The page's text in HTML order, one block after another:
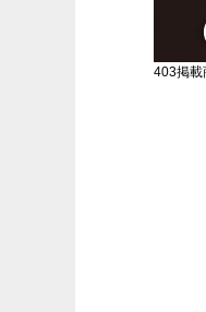
403掲載